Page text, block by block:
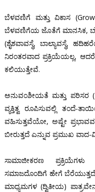
ಬೆಳವಣಿಗೆ ಮತ್ತು ವಿಕಾಸ
ಬೆಳವಣಿಗೆಯ ಜೊತೆಗೆ ಮಾನಸಿಕ,
(ಶೈಶವಾವಸ್ಥೆ, ಬಾಲ್ಯಾವಸ್ಥೆ,
ನಿರಂತರವಾದ ಪ್ರಕ್ರಿಯೆಯಲ್ಲ, ಆದರೆ
ಕಲಿಯುತ್ತೇವೆ.
ಅನುವಂಶೀಯತೆ ಮತ್ತು ಪರಿಸರ
ವ್ಯಕ್ತಿತ್ವ ರೂಪಿಸುವಲ್ಲಿ ತಂದೆ-
ವಹಿಸುತ್ತವೆಯೋ, ಅಷ್ಟೇ
ಬೀರುತ್ತದೆ ಎನ್ನುವ ಪ್ರಮುಖ ವಾದ-
ಸಾಮಾಜೀಕರಣ ಪ್ರಕ್ರಿಯೆಗಳು
ಸಮಾಜದೊಂದಿಗೆ ಹೇಗೆ
ಮಾಧ್ಯಮಗಳ (ದ್ವಿತೀಯ)